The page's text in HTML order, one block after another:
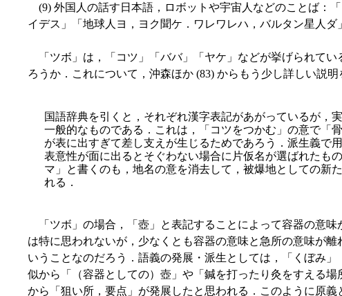
(9) 外国人の話す日本語，ロボットや宇宙人などのことば：
イデス」「地球人ヨ，ヨク聞ケ．ワレワレハ，バルタン星人
「ツボ」は，「コツ」「ババ」「ヤケ」などが挙げられてい
ろうか．これについて，沖森ほか (83) からもう少し詳しい説
国語辞典を引くと，それぞれ漢字表記があがっているが，
一般的なものである．これは，「コツをつかむ」の意で「
が表に出すぎて差し支えが生じるためであろう．派生義で
表意性が面に出るとそぐわない場合に片仮名が選ばれたも
マ」と書くのも，地名の意を消去して，被爆地としての新
れる．
「ツボ」の場合，「壺」と表記することによって容器の意味
は特に思われないが，少なくとも容器の意味と急所の意味が
いうことなのだろう．語義の発展・派生としては，「くぼみ
似から「（容器としての）壺」や「鍼を打ったり灸をすえる
から「狙い所，要点」が発展したと思われる．このように原